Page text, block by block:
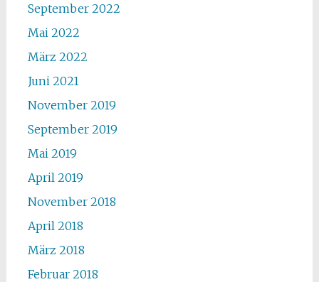
September 2022
Mai 2022
März 2022
Juni 2021
November 2019
September 2019
Mai 2019
April 2019
November 2018
April 2018
März 2018
Februar 2018